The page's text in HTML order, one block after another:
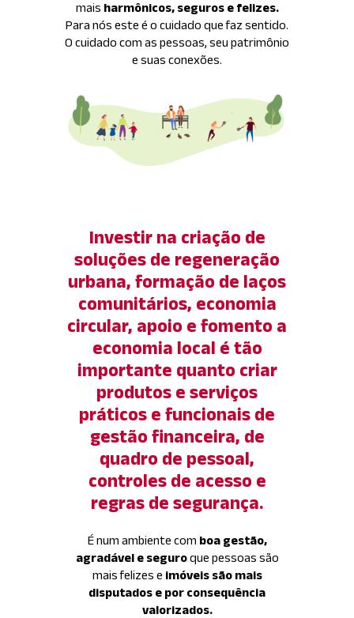
mais harmônicos, seguros e felizes.
Para nós este é o cuidado que faz sentido.
O cuidado com as pessoas, seu patrimônio
e suas conexões.
Investir na criação de
soluções de regeneração
urbana, formação de laços
comunitários, economia
circular, apoio e fomento a
economia local é tão
importante quanto criar
produtos e serviços
práticos e funcionais de
gestão financeira, de
quadro de pessoal,
controles de acesso e
regras de segurança.
É num ambiente com boa gestão,
agradável e seguroque pessoas são
mais felizes e imóveis são mais
disputados e por consequência
valorizados.